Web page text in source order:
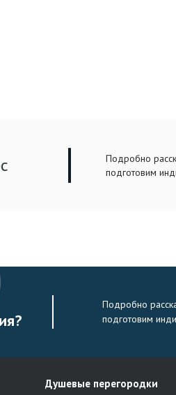
Подробно
подготовим
Подробно
подготовим
Душевые перегородки